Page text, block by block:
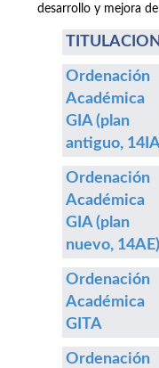
desarrollo y mejora
Ordenación
Académica
GIA (plan
antiguo,
Ordenación
Académica
GIA (plan
nuevo, 14AE)
Ordenación
Académica
GITA
Ordenación